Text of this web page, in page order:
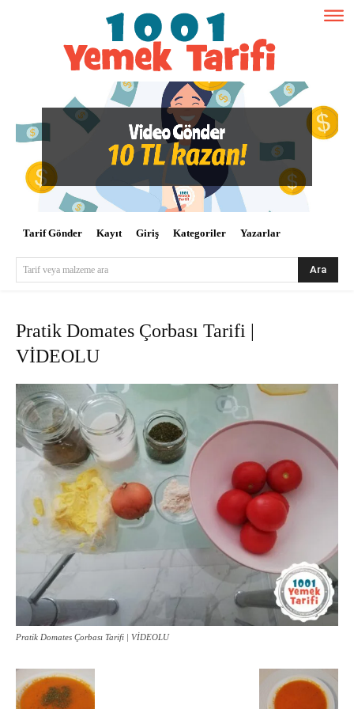
Tarif Gönder Kayıt Giriş Kategoriler Yazarlar
Tarif veya malzeme ara Ara
Pratik Domates Çorbası Tarifi |
VİDEOLU
Pratik Domates Çorbası Tarifi | VİDEOLU